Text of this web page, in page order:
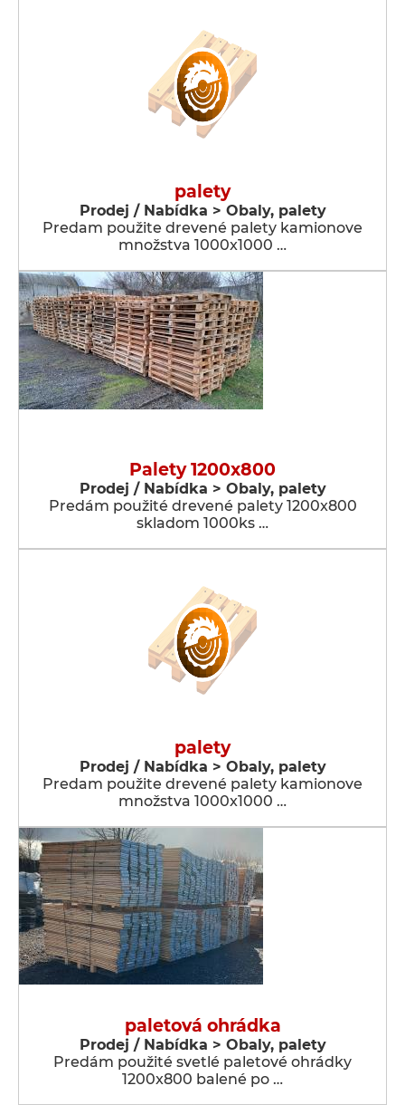
palety
Prodej / Nabídka > Obaly, palety
Predam použite drevené palety kamionove
množstva 1000x1000 …
Palety 1200x800
Prodej / Nabídka > Obaly, palety
Predám použité drevené palety 1200x800
skladom 1000ks …
palety
Prodej / Nabídka > Obaly, palety
Predam použite drevené palety kamionove
množstva 1000x1000 …
paletová ohrádka
Prodej / Nabídka > Obaly, palety
Predám použité svetlé paletové ohrádky
1200x800 balené po …